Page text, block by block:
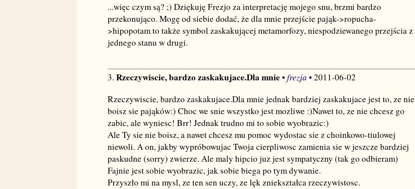
...więc czym są? ;) Dziękuję Frezjo za interpretację mojego snu, brzmi bardzo
przekonująco. Mogę od siebie dodać, że dla mnie przejście pająk->ropucha-
>hipopotam to także symbol zaskakującej metamorfozy, niespodziewanego przejścia z
jednego stanu w drugi.
3. Rzeczywiscie, bardzo zaskakujace.Dla mnie•frezja • 2011-06-02
Rzeczywiscie, bardzo zaskakujace.Dla mnie jednak bardziej zaskakujace jest to, ze nie
boisz sie pająków:) Choc we snie wszystko jest mozliwe :)Nawet to, ze nie chcesz go
zabic, ale wyniesc! Brr! Jednak trudno mi to sobie wyobrazic:)
Ale Ty sie nie boisz, a nawet chcesz mu pomoc wydostac sie z choinkowo-tiulowej
niewoli. A on, jakby wypróbowujac Twoja cierpliwosc zamienia sie w jeszcze bardziej
paskudne (sorry) zwierze. Ale maly hipcio juz jest sympatyczny (tak go odbieram)
Fajnie jest sobie wyobrazic, jak sobie biega po tym dywanie.
Przyszło mi na mysl, ze ten sen uczy, ze lęk zniekształca rzeczywistosc.